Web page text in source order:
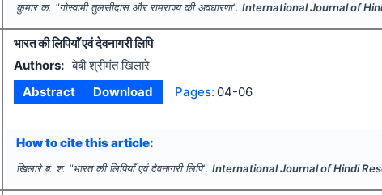
कुमार क. "गोस्वामी तुलसीदास और रामराज्य की अवधारणा".International Journal of
भारत की लिपियाॅं एवं देवनागरी लिपि
Authors: बेबी श्रीमंत खिलारे
Abstract
Download Pages: 04-06
How to cite this article:
खिलारे ब. श. "भारत की लिपियाॅं एवं देवनागरी लिपि".International Journal of Hindi